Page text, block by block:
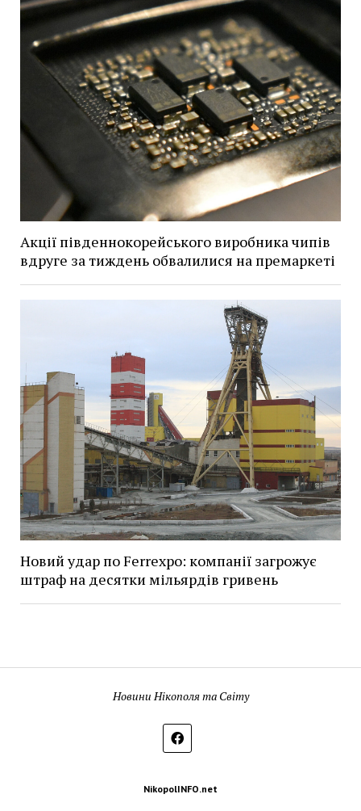
Акції південнокорейського виробника чипів
вдруге за тиждень обвалилися на премаркеті
Новий удар по Ferrexpo: компанії загрожує
штраф на десятки мільярдів гривень
Новини Нікополя та Світу
NikopolINFO.net